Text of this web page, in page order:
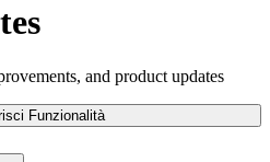
and product updates
Funzionalità